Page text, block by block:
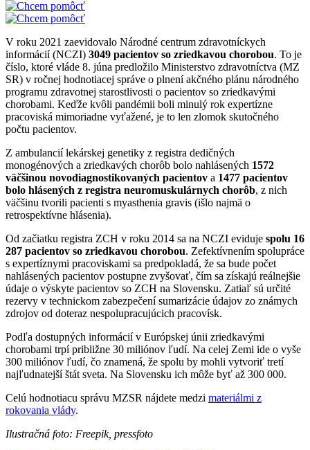
V roku 2021 zaevidovalo Národné centrum zdravotníckych
informácií (NCZI) 3049 pacientov so zriedkavou chorobou. To je
číslo, ktoré vláde 8. júna predložilo Ministerstvo zdravotníctva (MZ
SR) v ročnej hodnotiacej správe o plnení akčného plánu národného
programu zdravotnej starostlivosti o pacientov so zriedkavými
chorobami. Keďže kvôli pandémii boli minulý rok expertízne
pracoviská mimoriadne vyťažené, je to len zlomok skutočného
počtu pacientov.
Z ambulancií lekárskej genetiky z registra dedičných
monogénových a zriedkavých chorôb bolo nahlásených 1572
väčšinou novodiagnostikovaných pacientov a 1477 pacientov
bolo hlásených z registra neuromuskulárnych chorôb, z nich
väčšinu tvorili pacienti s myasthenia gravis (išlo najmä o
retrospektívne hlásenia).
Od začiatku registra ZCH v roku 2014 sa na NCZI eviduje spolu 16
287 pacientov so zriedkavou chorobou. Zefektívnením spolupráce
s expertíznymi pracoviskami sa predpokladá, že sa bude počet
nahlásených pacientov postupne zvyšovať, čím sa získajú reálnejšie
údaje o výskyte pacientov so ZCH na Slovensku. Zatiaľ sú určité
rezervy v technickom zabezpečení sumarizácie údajov zo známych
zdrojov od doteraz nespolupracujúcich pracovísk.
Podľa dostupných informácií v Európskej únii zriedkavými
chorobami trpí približne 30 miliónov ľudí. Na celej Zemi ide o vyše
300 miliónov ľudí, čo znamená, že spolu by mohli vytvoriť tretí
najľudnatejší štát sveta. Na Slovensku ich môže byť až 300 000.
Celú hodnotiacu správu MZSR nájdete medzi materiálmi z
rokovania vlády.
Ilustračná foto: Freepik, pressfoto